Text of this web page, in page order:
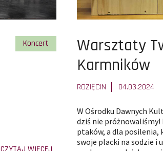
Pokaż wszystkie artykuły z kategorii
Koncert
-
Pokaż
całą
treść
artykułu:
Warsztaty
Karmników
ROZIĘCIN 04.03.2024
W Ośrodku Dawnych
dziś nie próżnowaliśmy!
ptaków, a dla posilenia,
swoje placki na sodzie i